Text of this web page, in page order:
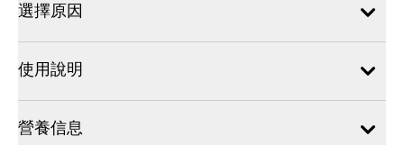
選擇原因
使用說明
營養信息